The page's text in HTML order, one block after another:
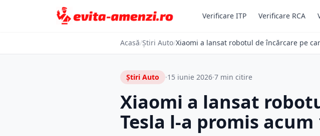
Verificare ITP Verificare RCA
Acasă/Știri Auto/Xiaomi a lansat robotul de încărcare pe
Știri Auto ·15 iunie 2026·7 min citire
Xiaomi a lansat
Tesla l-a promis acum